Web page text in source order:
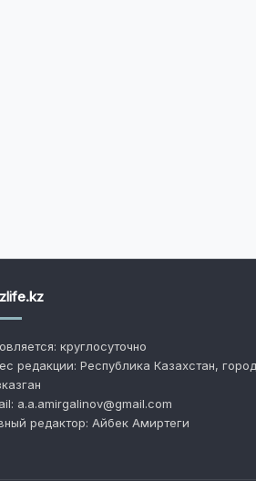
круглосуточно
редакции: Республика Казахстан, город
a.a.amirgalinov@gmail.com
редактор: Айбек Амиртеги